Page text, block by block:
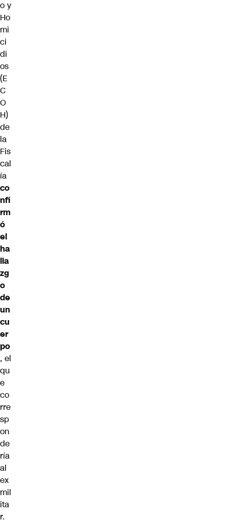
o y
Ho
mi
ci
di
os
(E
C
O
H)
de
la
Fis
cal
ía
co
nfi
rm
ó
el
ha
lla
zg
o
de
un
cu
er
po
, el
qu
e
co
rre
sp
on
de
ría
al
ex
mil
ita
r.